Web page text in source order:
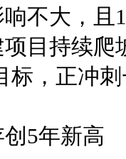
不大，且
目持续爬
标，正冲
5年新高